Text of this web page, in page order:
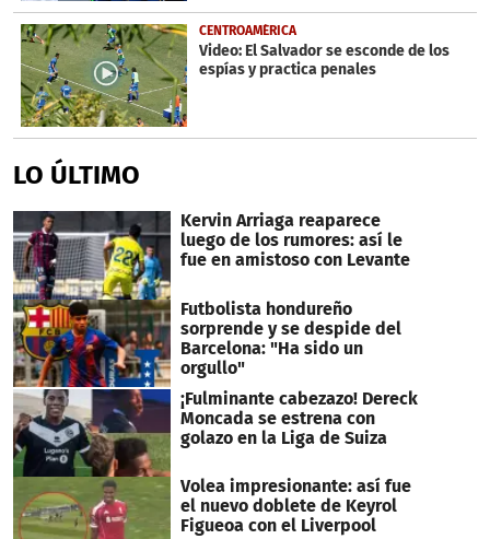
CENTROAMÉRICA
Video: El Salvador se esconde de los
espías y practica penales
LO ÚLTIMO
Kervin Arriaga reaparece
luego de los rumores: así le
fue en amistoso con Levante
Futbolista hondureño
sorprende y se despide del
Barcelona: "Ha sido un
orgullo"
¡Fulminante cabezazo! Dereck
Moncada se estrena con
golazo en la Liga de Suiza
Volea impresionante: así fue
el nuevo doblete de Keyrol
Figueoa con el Liverpool